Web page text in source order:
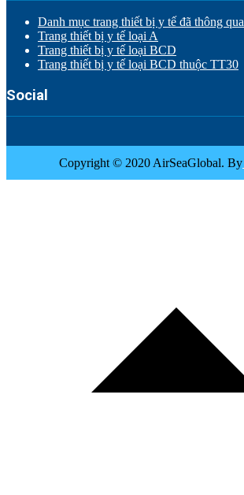
Danh mục trang thiết bị y tế đã thông
Trang thiết bị y tế loại A
Trang thiết bị y tế loại BCD
Trang thiết bị y tế loại BCD thuộc TT30
Social
Copyright © 2020 AirSeaGlobal. By